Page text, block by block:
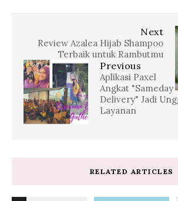
Next
Review Azalea Hijab Shampoo
Terbaik untuk Rambutmu
Previous
Aplikasi Paxel
Angkat "Sameday
Delivery" Jadi
Layanan
RELATED ARTICLES